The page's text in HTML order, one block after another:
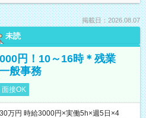
掲載日：2026.08.07
未読
円！10～16時＊残業
般事務
面接OK
万円 時給3000円×実働5h×週5日×4